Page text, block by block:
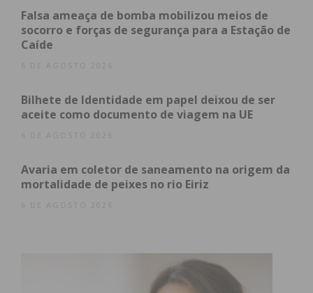
Falsa ameaça de bomba mobilizou meios de
socorro e forças de segurança para a Estação de
Caíde
6 DE AGOSTO 2026
Bilhete de Identidade em papel deixou de ser
aceite como documento de viagem na UE
6 DE AGOSTO 2026
Avaria em coletor de saneamento na origem da
mortalidade de peixes no rio Eiriz
6 DE AGOSTO 2026